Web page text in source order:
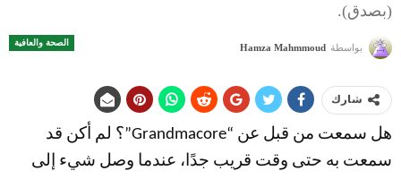
(بصدق).
الصحة والعافية بواسطة Hamza Mahmmoud
شارك
هل سمعت من قبل عن “Grandmacore”؟ لم أكن قد
سمعت به حتى وقت قريب جدًا، عندما وصل شيء إلى